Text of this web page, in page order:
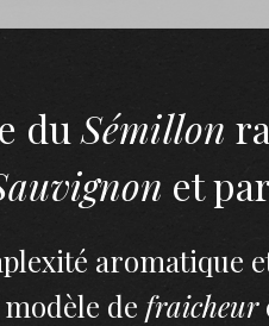
du Sémillon
et
aromatique
de fraicheur